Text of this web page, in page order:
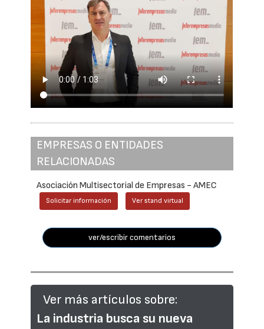
EMPRESAS O ENTIDADES
RELACIONADAS
Asociación Multisectorial de Empresas - AMEC
Solicitar información Ver stand virtual
ver/escribir comentarios
Ver más artículos sobre:
La industria busca su nueva